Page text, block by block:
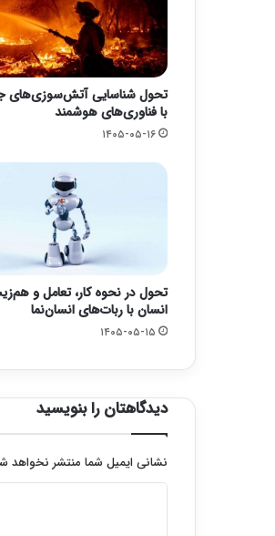
تحول شناسایی آتش‌سوزی‌های
با فناوری‌های هوشمند
۱۴۰۵-۰۵-۱۶
تحول در نحوه کار، تعامل و
انسان با ربات‌های انسان‌نما
۱۴۰۵-۰۵-۱۵
دیدگاهتان را بنویسید
نشانی ایمیل شما منتشر نخواهد